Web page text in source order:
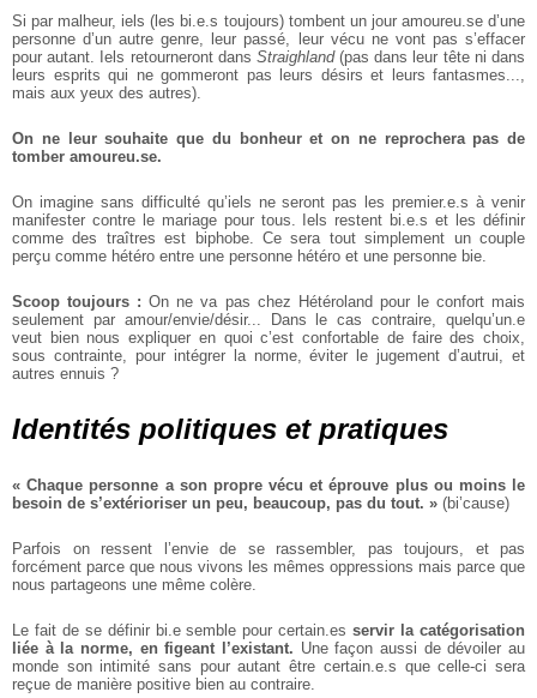
Si par malheur, iels (les bi.e.s toujours) tombent un jour amoureu.se d’une
personne d’un autre genre, leur passé, leur vécu nevont pas s’effacer
pour autant. Iels retourneront dans Straighland(pas dans leur tête ni dans
leurs esprits qui ne gommeront pas leurs désirs et leurs fantasmes...,
mais aux yeux des autres).
On ne leur souhaite que du bonheur et on ne reprocherapas de
tomber amoureu.se.
On imagine sans difficulté qu’iels ne seront pas les premier.e.s à venir
manifester contre le mariagepour tous. Iels restent bi.e.s et les définir
comme des traîtres est biphobe. Ce sera tout simplement un couple
perçu comme hétéro entre une personne hétéro et une personne bie.
Scoop toujours : On ne va pas chez Hétéroland pour le confortmais
seulement par amour/envie/désir... Dans le cas contraire,
quelqu’un.e
veut bien nous expliquer en quoi c’est confortable defaire des choix,
sous contrainte,
pour intégrer la norme, éviter le jugement d’autrui, et
autres ennuis ?
Identités politiques et pratiques
« Chaque personne a sonpropre vécu et éprouve plusou moins le
besoin de s’extérioriser un peu, beaucoup, pas du tout. » (bi’cause)
Parfois on ressent l’envie de serassembler, pas toujours, et pas
forcément parce que nous vivons les mêmes oppressions mais parce que
nous partageons une même colère.
Le fait de se définir bi.e semble pour certain.esservir la catégorisation
liée à la norme, en figeant l’existant. Unefaçon aussi de dévoiler au
monde son intimité sans pour autant être certain.e.s que celle-ci sera
reçue de manière positive bien au contraire.